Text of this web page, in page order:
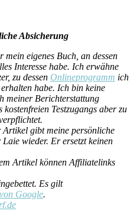
Absicherung
eigenes Buch, an dessen
Interesse habe. Ich erwähne
zu dessen Onlineprogramm ich
habe. Ich bin keine
meiner Berichterstattung
Testzugangs aber zu
gibt meine persönliche
wieder. Er ersetzt keinen
Artikel können Affiliatelinks
Es gilt
Google.